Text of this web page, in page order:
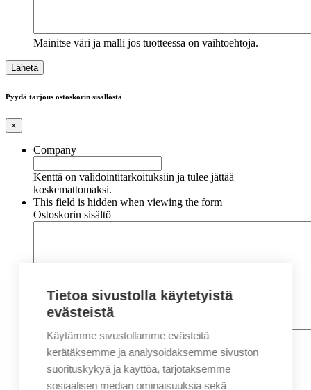
Mainitse väri ja malli jos tuotteessa on vaihtoehtoja.
Pyydä tarjous ostoskorin sisällöstä
×
Company
Kenttä on validointitarkoituksiin ja tulee jättää
koskemattomaksi.
This field is hidden when viewing the form
Ostoskorin sisältö
Nimi*
Etunimi
Sukunimi
Tietoa sivustolla käytetyistä
evästeistä
Käytämme sivustollamme evästeitä
kerätäksemme ja analysoidaksemme sivuston
suorituskykyä ja käyttöä, tarjotaksemme
sosiaalisen median ominaisuuksia sekä